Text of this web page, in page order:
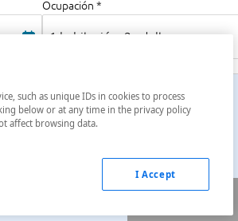
Ocupación *
1 habitación, 2 adultos
such as unique IDs in cookies to process
below or at any time in the privacy policy
affect browsing data.
I Accept